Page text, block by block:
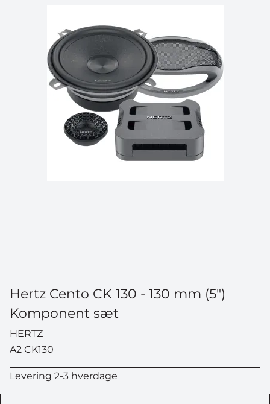
Hertz Cento CK 130 - 130 mm (5")
Komponent sæt
HERTZ
A2 CK130
Levering 2-3 hverdage